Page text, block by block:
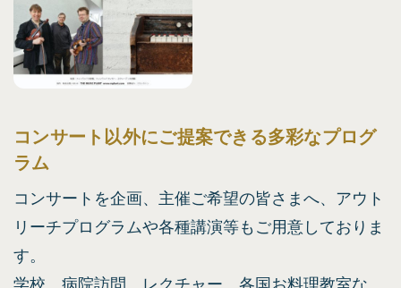
コンサート以外にご提案できる多彩なプログ
ラム
コンサートを企画、主催ご希望の皆さまへ、アウト
リーチプログラムや各種講演等もご用意しておりま
す。